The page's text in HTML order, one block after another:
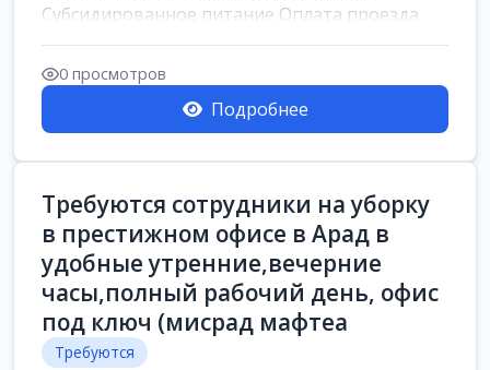
Субсидированное питание Оплата проезда
Авансы по...
0 просмотров
Подробнее
Требуются сотрудники на уборку
в престижном офисе в Арад в
удобные утренние,вечерние
часы,полный рабочий день, офис
под ключ (мисрад мафтеа
Требуются